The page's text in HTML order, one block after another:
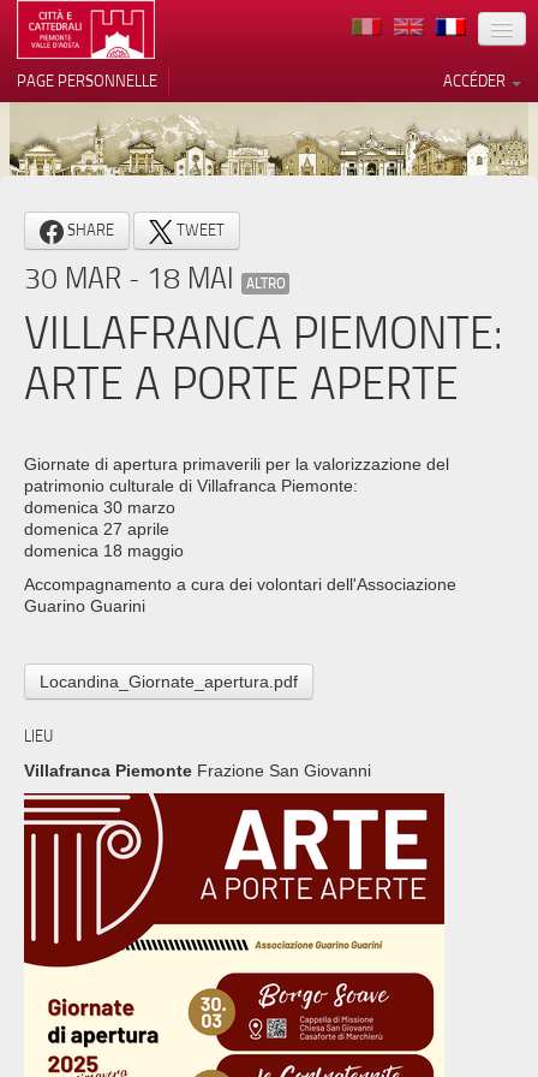
TERRITOIRE
ARCHITECTURE
MUSÉES
ITINÉRAIRES
EVÉNEMENTS
CONTACTS
PRESS
ACCÉDER
PAGE PERSONNELLE
SHARE TWEET
30 MAR - 18 MAI ALTRO
VILLAFRANCA PIEMONTE:
ARTE A PORTE APERTE
Giornate di apertura primaverili per la valorizzazione del
patrimonio culturale di Villafranca Piemonte:
domenica 30 marzo
domenica 27 aprile
domenica 18 maggio
Accompagnamento a cura dei volontari dell'Associazione
Guarino Guarini
Locandina_Giornate_apertura.pdf
LIEU
Villafranca Piemonte Frazione San Giovanni
Notification lors de la collecte
Vos choix en matière de
confidentialité